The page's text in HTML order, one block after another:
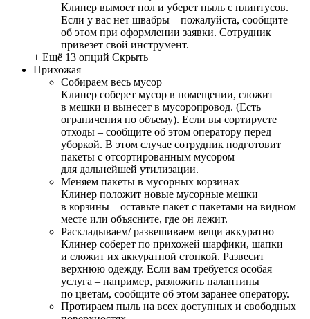
Клинер вымоет пол и уберет пыль с плинтусов.
Если у вас нет швабры – пожалуйста, сообщите
об этом при оформлении заявки. Сотрудник
привезет свой инструмент.
+ Ещё 13 опций Скрыть
Прихожая
Собираем весь мусор
Клинер соберет мусор в помещении, сложит
в мешки и вынесет в мусоропровод. (Есть
ограничения по объему). Если вы сортируете
отходы – сообщите об этом оператору перед
уборкой. В этом случае сотрудник подготовит
пакеты с отсортированным мусором
для дальнейшей утилизации.
Меняем пакеты в мусорных корзинах
Клинер положит новые мусорные мешки
в корзины – оставьте пакет с пакетами на видном
месте или объясните, где он лежит.
Раскладываем/ развешиваем вещи аккуратно
Клинер соберет по прихожей шарфики, шапки
и сложит их аккуратной стопкой. Развесит
верхнюю одежду. Если вам требуется особая
услуга – например, разложить палантины
по цветам, сообщите об этом заранее оператору.
Протираем пыль на всех доступных и свободных